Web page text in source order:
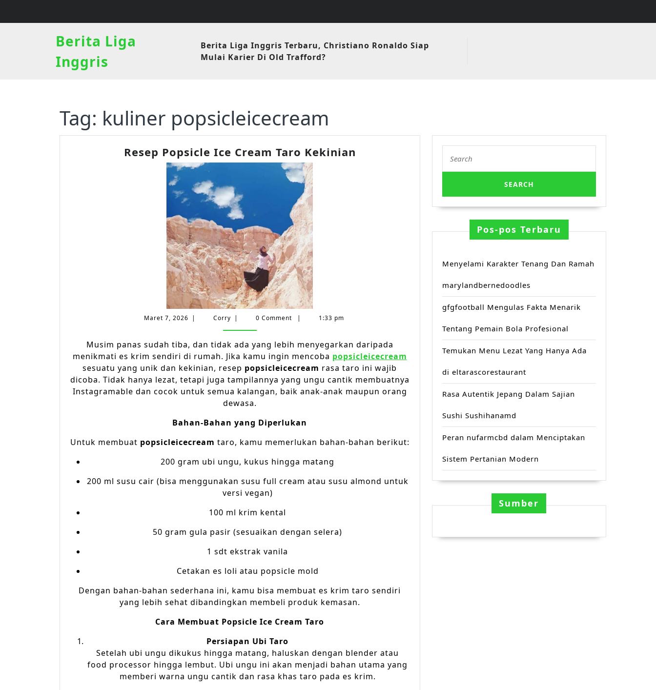
Berita Liga
Inggris
Berita Liga Inggris Terbaru, Christiano Ronaldo Siap
Mulai Karier Di Old Trafford?
Tag: kuliner popsicleicecream
Resep Popsicle Ice Cream Taro Kekinian
Maret 7, 2026 Maret
| Corry Corry
| 0 Comment | 1:33 pm
Musim panas sudah tiba, dan tidak ada yang lebih menyegarkan daripada
menikmati es krim sendiri di rumah. Jika kamu ingin mencoba popsicleicecream
sesuatu yang unik dan kekinian, resep popsicleicecream rasa taro ini wajib
dicoba. Tidak hanya lezat, tetapi juga tampilannya yang ungu cantik membuatnya
Instagramable dan cocok untuk semua kalangan, baik anak-anak maupun orang
dewasa.
Bahan-Bahan yang Diperlukan
Untuk membuat popsicleicecream taro, kamu memerlukan bahan-bahan berikut:
200 gram ubi ungu, kukus hingga matang
200 ml susu cair (bisa menggunakan susu full cream atau susu almond untuk
versi vegan)
100 ml krim kental
50 gram gula pasir (sesuaikan dengan selera)
1 sdt ekstrak vanila
Cetakan es loli atau popsicle mold
Dengan bahan-bahan sederhana ini, kamu bisa membuat es krim taro sendiri
yang lebih sehat dibandingkan membeli produk kemasan.
Cara Membuat Popsicle Ice Cream Taro
Persiapan Ubi Taro
Setelah ubi ungu dikukus hingga matang, haluskan dengan blender atau
food processor hingga lembut. Ubi ungu ini akan menjadi bahan utama yang
memberi warna ungu cantik dan rasa khas taro pada es krim.
for:
Pos-pos Terbaru
Menyelami Karakter Tenang Dan Ramah
marylandbernedoodles
gfgfootball Mengulas Fakta Menarik
Tentang Pemain Bola Profesional
Temukan Menu Lezat Yang Hanya Ada
di eltarascorestaurant
Rasa Autentik Jepang Dalam Sajian
Sushi Sushihanamd
Peran nufarmcbd dalam Menciptakan
Sistem Pertanian Modern
Sumber